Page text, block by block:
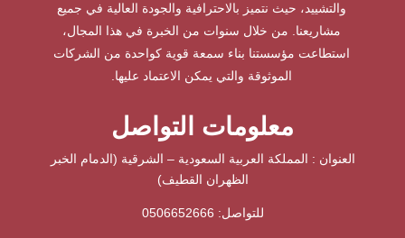
والتشييد، حيث نتميز بالاحترافية والجودة العالية في جميع
مشاريعنا. من خلال سنوات من الخبرة في هذا المجال،
استطاعت مؤسستنا بناء سمعة قوية كواحدة من الشركات
الموثوقة والتي يمكن الاعتماد عليها.
معلومات التواصل
العنوان : المملكة العربية السعودية – الشرقية (الدمام الخبر
الظهران القطيف)
للتواصل: ⁦ 0506652666